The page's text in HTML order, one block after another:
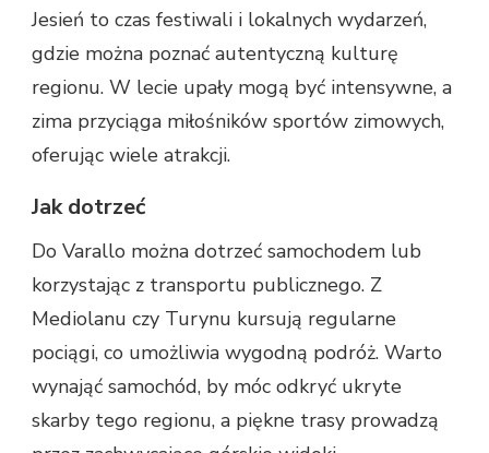
Jesień to czas festiwali i lokalnych wydarzeń,
gdzie można poznać autentyczną kulturę
regionu. W lecie upały mogą być intensywne, a
zima przyciąga miłośników sportów zimowych,
oferując wiele atrakcji.
Jak dotrzeć
Do Varallo można dotrzeć samochodem lub
korzystając z transportu publicznego. Z
Mediolanu czy Turynu kursują regularne
pociągi, co umożliwia wygodną podróż. Warto
wynająć samochód, by móc odkryć ukryte
skarby tego regionu, a piękne trasy prowadzą